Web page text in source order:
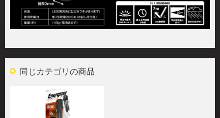
同じカテゴリの商品